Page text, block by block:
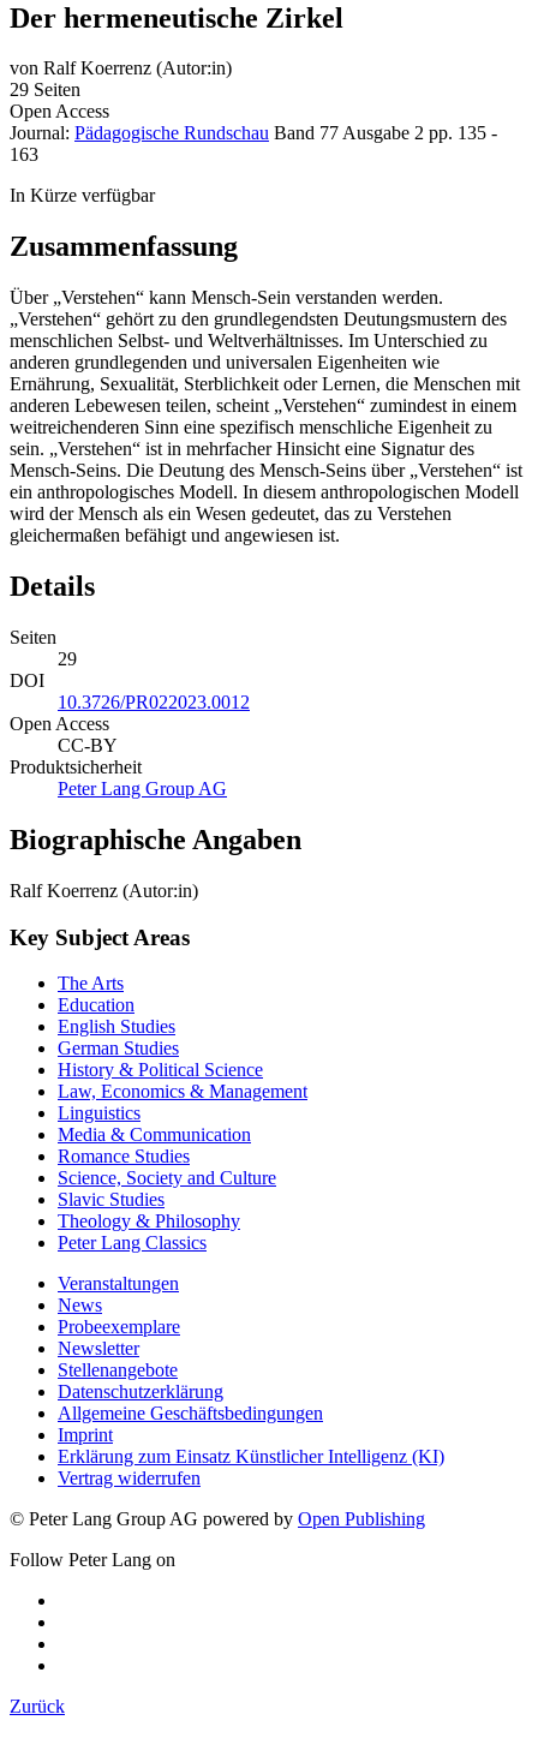
Der hermeneutische Zirkel
von Ralf Koerrenz (Autor:in)
29 Seiten
Open Access
Journal: Pädagogische Rundschau Band 77Ausgabe 2 pp. 135 -
163
In Kürze verfügbar
Zusammenfassung
Über „Verstehen“ kann Mensch-Sein verstanden werden.
„Verstehen“ gehört zu den grundlegendsten Deutungsmustern des
menschlichen Selbst- und Weltverhältnisses. Im Unterschied zu
anderen grundlegenden und universalen Eigenheiten wie
Ernährung, Sexualität, Sterblichkeit oder Lernen, die Menschen mit
anderen Lebewesen teilen, scheint „Verstehen“ zumindest in einem
weitreichenderen Sinn eine spezifisch menschliche Eigenheit zu
sein. „Verstehen“ ist in mehrfacher Hinsicht eine Signatur des
Mensch-Seins. Die Deutung des Mensch-Seins über „Verstehen“ ist
ein anthropologisches Modell. In diesem anthropologischen Modell
wird der Mensch als ein Wesen gedeutet, das zu Verstehen
gleichermaßen befähigt und angewiesen ist.
Details
Seiten
29
DOI
10.3726/PR022023.0012
Open Access
CC-BY
Produktsicherheit
Peter Lang Group AG
Biographische Angaben
Ralf Koerrenz (Autor:in)
Key Subject Areas
The Arts
Education
English Studies
German Studies
History & Political Science
Law, Economics & Management
Linguistics
Media & Communication
Romance Studies
Science, Society and Culture
Slavic Studies
Theology & Philosophy
Peter Lang Classics
Veranstaltungen
News
Probeexemplare
Newsletter
Stellenangebote
Datenschutzerklärung
Allgemeine Geschäftsbedingungen
Imprint
Erklärung zum Einsatz Künstlicher Intelligenz (KI)
Vertrag widerrufen
© Peter Lang Group AG powered by Open Publishing
Follow Peter Lang on
Zurück